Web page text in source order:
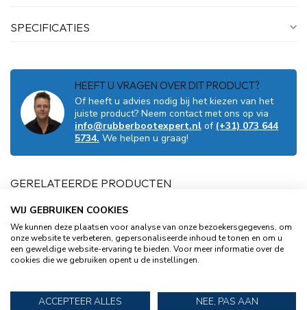
SPECIFICATIES
HEEFT U VRAGEN OVER DIT PRODUCT?
Of heeft u advies nodig bij het kiezen van het
juiste product? Neem contact met ons op via
info@rubberbootexpert.nl of (+31) 073 644
5734. We helpen u graag!
GERELATEERDE PRODUCTEN
XENTEQ
Xenteq LBC 512-20S acculader
12 volt 20 A
€221,95
acculader 12v 20A (waterdicht)
WIJ GEBRUIKEN COOKIES
We kunnen deze plaatsen voor analyse van onze bezoekersgegevens, om
onze website te verbeteren, gepersonaliseerde inhoud te tonen en om u
een geweldige website-ervaring te bieden. Voor meer informatie over de
cookies die we gebruiken opent u de instellingen.
ACCEPTEER ALLES
NEE, PAS AAN